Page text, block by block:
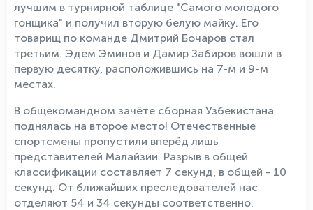
лучшим в турнирной таблице "Самого молодого
гонщика" и получил вторую белую майку. Его
товарищ по команде Дмитрий Бочаров стал
третьим. Эдем Эминов и Дамир Забиров вошли в
первую десятку, расположившись на 7-м и 9-м
местах.
В общекомандном зачёте сборная Узбекистана
поднялась на второе место! Отечественные
спортсмены пропустили вперёд лишь
представителей Малайзии. Разрыв в общей
классификации составляет 7 секунд, в общей - 10
секунд. От ближайших преследователей нас
отделяют 54 и 34 секунды соответственно.